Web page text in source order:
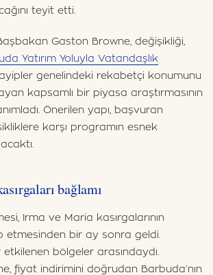
teyit etti.
Gaston Browne, değişikliği,
Yatırım Yoluyla Vatandaşlık
genelindeki rekabetçi konumunu
kapsamlı bir piyasa araştırmasının
Önerilen yapı, başvuran
karşı programın esnek
bağlamı
Irma ve Maria kasırgalarının
etmesinden bir ay sonra geldi.
etkilenen bölgeler arasındaydı.
fiyat indirimini doğrudan Barbuda’nın